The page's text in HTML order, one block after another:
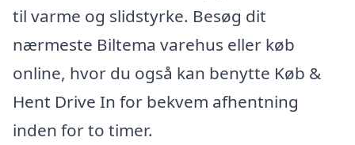
til varme og slidstyrke. Besøg dit
nærmeste Biltema varehus eller køb
online, hvor du også kan benytte Køb &
Hent Drive In for bekvem afhentning
inden for to timer.